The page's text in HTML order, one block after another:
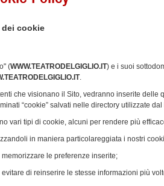
dei cookie
(WWW.TEATRODELGIGLIO.IT) e i suoi
.
che visionano il Sito, vedranno inserite delle
“cookie” salvati nelle directory utilizzate
vari tipi di cookie, alcuni per rendere più
in maniera particolareggiata i nostri
le preferenze inserite;
di reinserire le stesse informazioni più